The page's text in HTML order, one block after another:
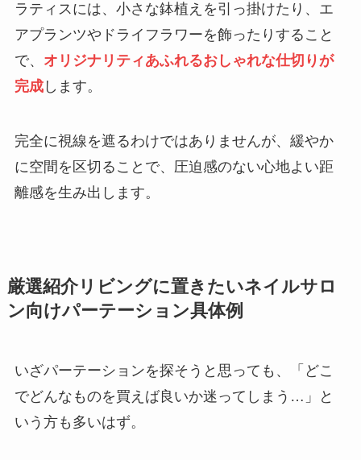
ラティスには、小さな鉢植えを引っ掛けたり、エ
アプランツやドライフラワーを飾ったりすること
で、 オリジナリティあふれるおしゃれな仕切りが
完成します。
完全に視線を遮るわけではありませんが、緩やか
に空間を区切ることで、圧迫感のない心地よい距
離感を生み出します。
厳選紹介リビングに置きたいネイルサロ
ン向けパーテーション具体例
いざパーテーションを探そうと思っても、「どこ
でどんなものを買えば良いか迷ってしまう…」と
いう方も多いはず。